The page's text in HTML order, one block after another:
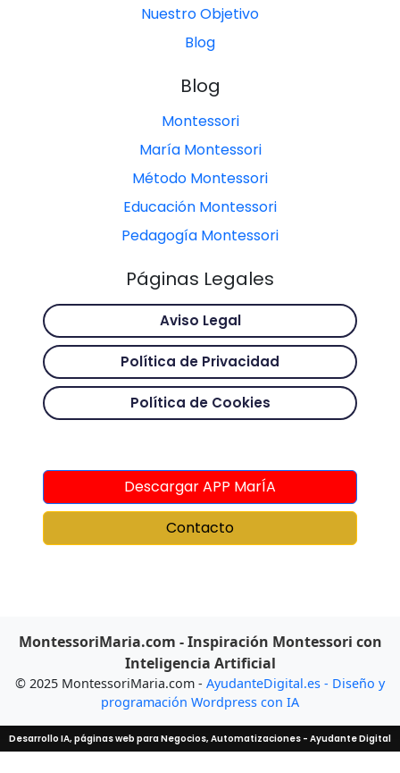
Nuestro Objetivo
Blog
Blog
Montessori
María Montessori
Método Montessori
Educación Montessori
Pedagogía Montessori
Páginas Legales
Aviso Legal
Política de Privacidad
Política de Cookies
Descargar APP MarÍA
Contacto
MontessoriMaria.com - Inspiración Montessori con
Inteligencia Artificial
© 2025 MontessoriMaria.com - AyudanteDigital.es - Diseño y
programación Wordpress con IA
Desarrollo IA, páginas web para Negocios, Automatizaciones - Ayudante Digital